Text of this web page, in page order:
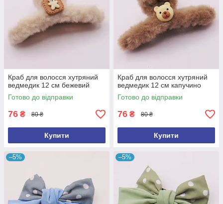
Краб для волосся хутряний
ведмедик 12 см бежевий
Готово до відправки
76 ₴ 80 ₴
Купити
Краб для волосся хутряний
ведмедик 12 см капучино
Готово до відправки
76 ₴ 80 ₴
Купити
–5% –5%